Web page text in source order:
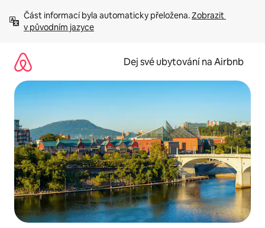
obsah
Část informací byla automaticky přeložena. Zobrazit
v původním jazyce
Dej své ubytování na Airbnb